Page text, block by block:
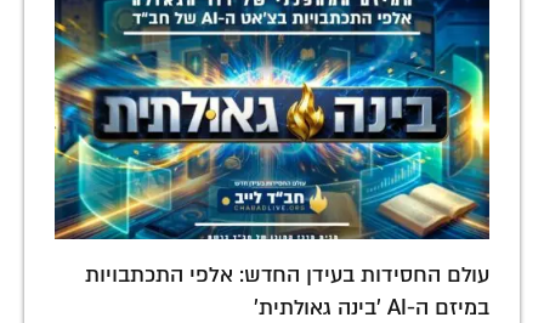
עולם החסידות בעידן החדש: אלפי התכתבויות
במיזם ה-AI 'בינה גאולתית'